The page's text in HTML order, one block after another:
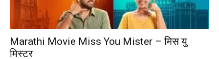
Marathi Movie Miss You Mister – मिस यु
मिस्टर